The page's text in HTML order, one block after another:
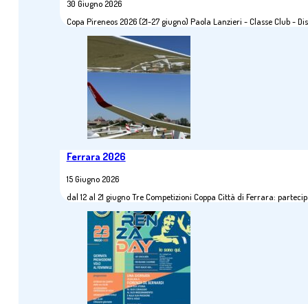
30 Giugno 2026
Copa Pireneos 2026 (21-27 giugno) Paola Lanzieri - Classe Club -
Ferrara 2026
15 Giugno 2026
dal 12 al 21 giugno Tre Competizioni Coppa Città di Ferrara: